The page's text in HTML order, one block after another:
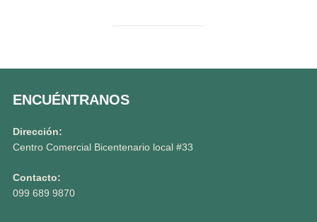
ENCUÉNTRANOS
Dirección:
Centro Comercial Bicentenario local #33
Contacto:
099 689 9870